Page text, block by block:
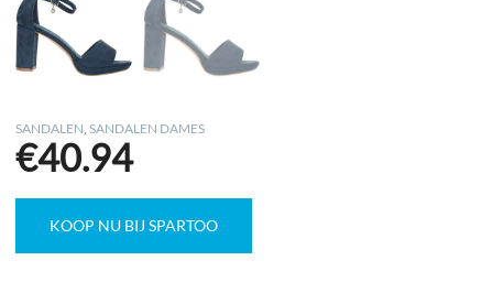
SANDALEN ,SANDALEN DAMES
€40.94
KOOP NU BIJ SPARTOO